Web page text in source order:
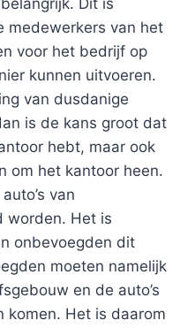
Dit is
medewerkers van het
voor het bedrijf op
kunnen uitvoeren.
van dusdanige
is de kans groot dat
hebt, maar ook
om het kantoor heen.
van
worden. Het is
onbevoegden dit
moeten namelijk
en de auto’s
komen. Het is daarom